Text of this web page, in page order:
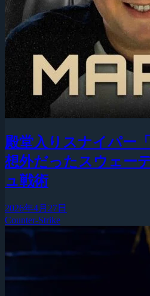
殿堂入りスナイパー
想外だったスウェー
ュ戦術
2026年4月27日
Counter-Strike